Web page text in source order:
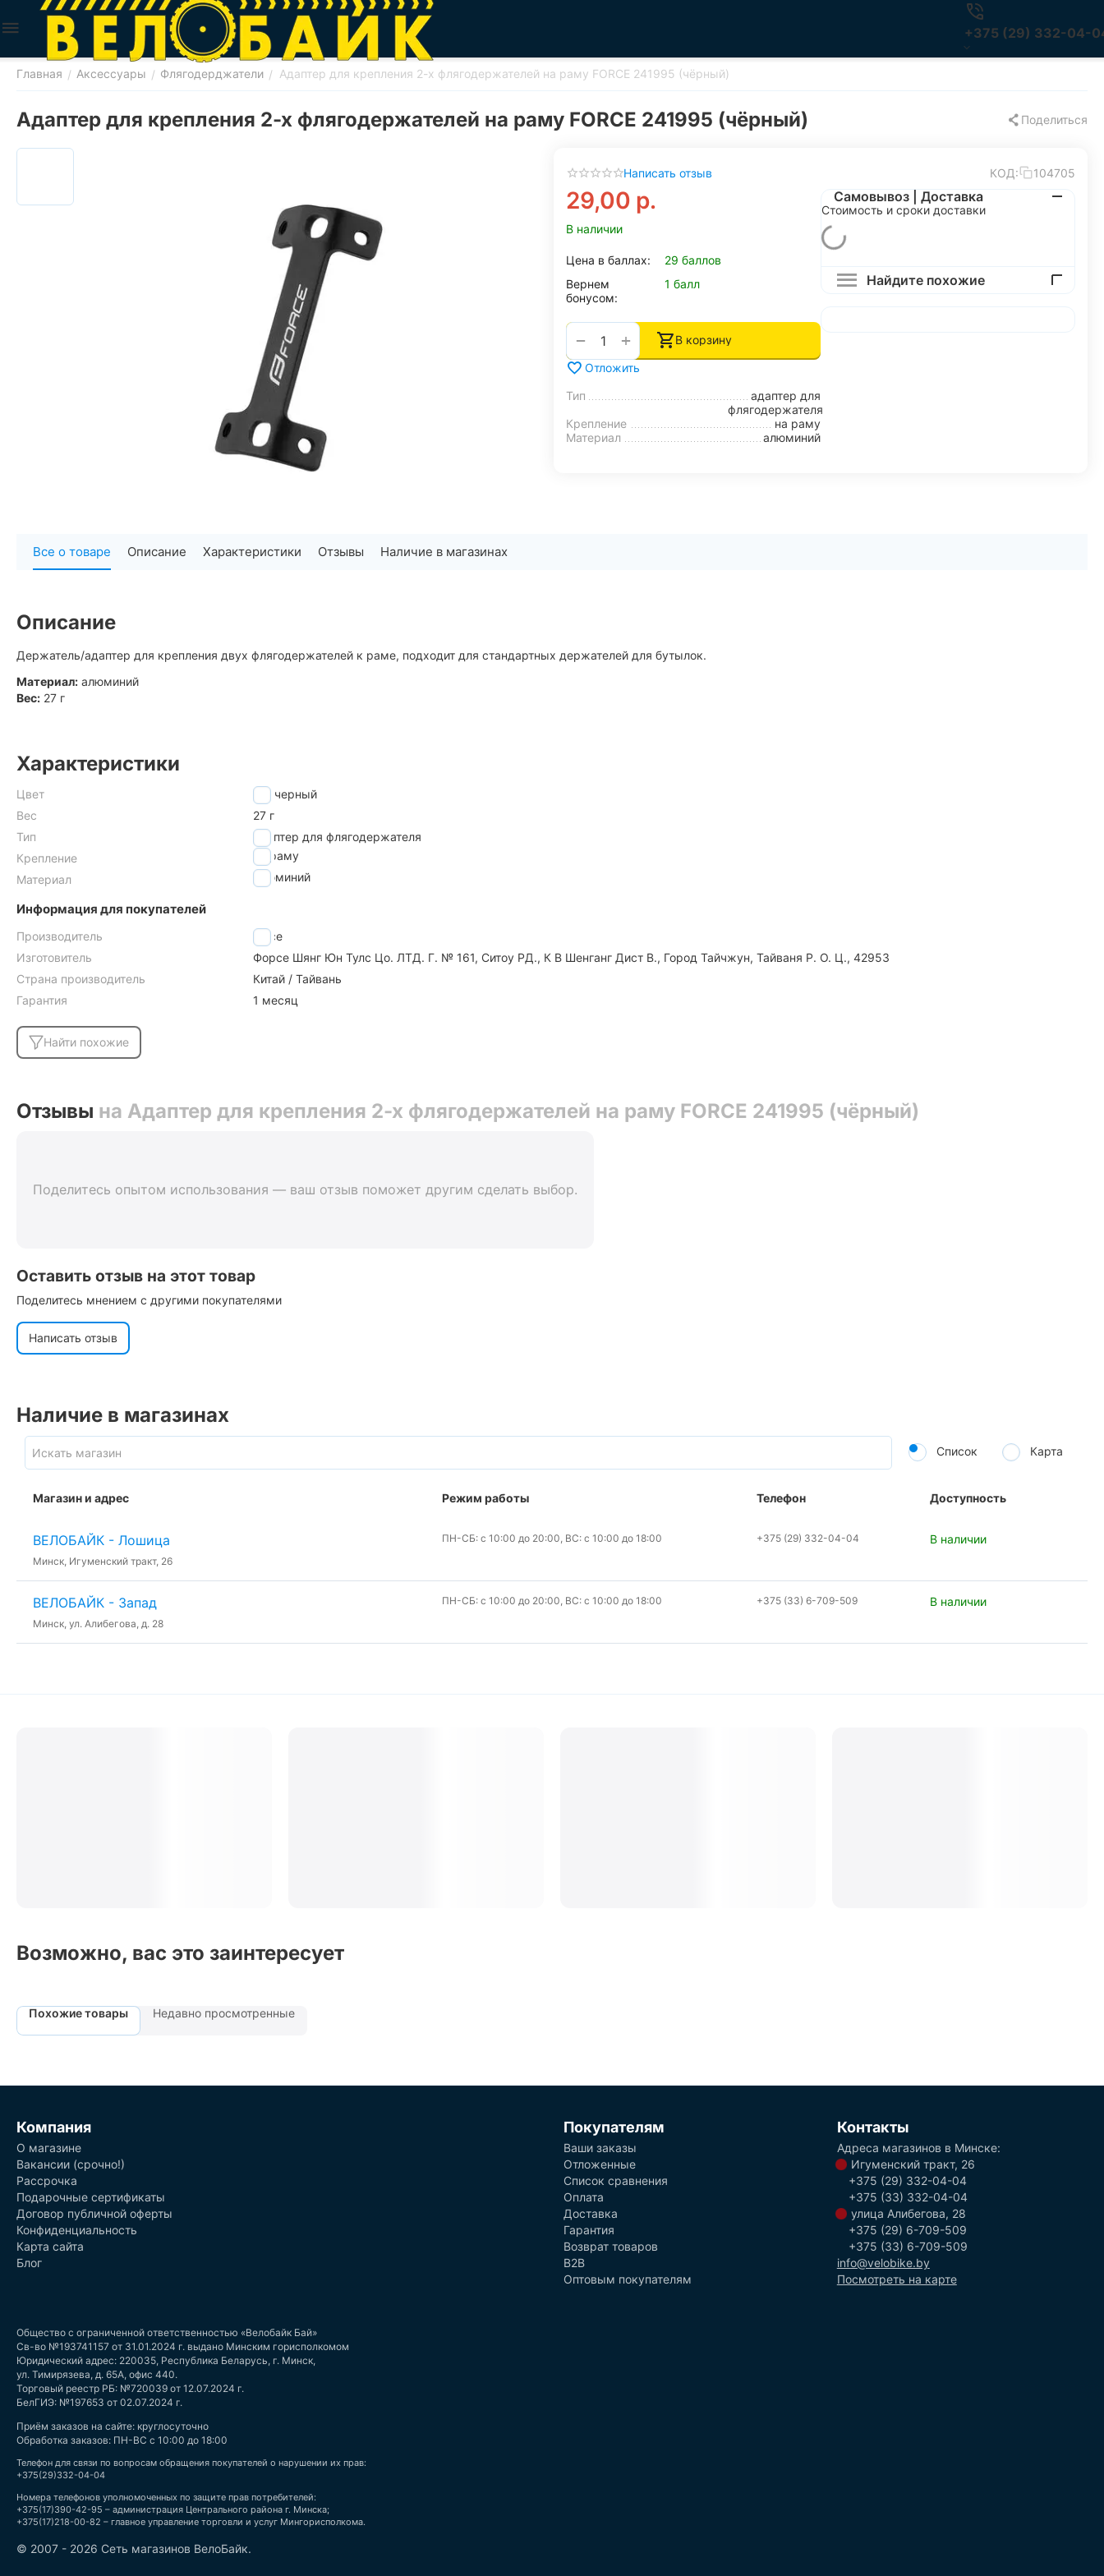
+375 (29) 332-04-
Главная / Аксессуары / Флягодерджатели / Адаптер для крепления 2-х флягодержателей на раму FORCE 241995 (чёрный)
Адаптер для крепления 2-х флягодержателей на раму FORCE 241995 (чёрный) Поделиться
Написать отзыв КОД: 104705
29,00 р.
В наличии
Цена в баллах:
29 баллов
Вернем
бонусом:
1 балл
+
−
В корзину
Отложить
Тип
адаптер для
флягодержателя
Крепление
на раму
Материал
алюминий
Самовывоз | Доставка
Стоимость и сроки доставки
Найдите похожие
Все о товаре Описание Характеристики Отзывы Наличие в магазинах
Описание
Держатель/адаптер для крепления двух флягодержателей к раме, подходит для стандартных держателей для бутылок.
Материал: алюминий
Вес: 27 г
Характеристики
Цвет
черный
Вес
27 г
Тип
адаптер для флягодержателя
Крепление
на раму
Материал
алюминий
Информация для покупателей
Производитель
Force
Изготовитель
Форсе Шянг Юн Тулс Цо. ЛТД. Г. № 161, Ситоу РД., К В Шенганг Дист В., Город Тайчжун, Тайваня Р. О. Ц., 42953
Страна производитель
Китай / Тайвань
Гарантия
1 месяц
Найти похожие
Отзывы на Адаптер для крепления 2-х флягодержателей на раму FORCE 241995 (чёрный)
Поделитесь опытом использования — ваш отзыв поможет другим сделать выбор.
Оставить отзыв на этот товар
Поделитесь мнением с другими покупателями
Написать отзыв
Наличие в магазинах
Список Карта
Магазин и адрес Режим работы Телефон Доступность
ВЕЛОБАЙК - Лошица
Минск, Игуменский тракт, 26
ПН-СБ: с 10:00 до 20:00, ВС: с 10:00 до 18:00 +375 (29) 332-04-04 В наличии
ВЕЛОБАЙК - Запад
Минск, ул. Алибегова, д. 28
ПН-СБ: с 10:00 до 20:00, ВС: с 10:00 до 18:00 +375 (33) 6-709-509 В наличии
Возможно, вас это заинтересует
Похожие товары Недавно просмотренные
Компания
О магазине
Вакансии (срочно!)
Рассрочка
Подарочные сертификаты
Договор публичной оферты
Конфиденциальность
Карта сайта
Блог
Покупателям
Ваши заказы
Отложенные
Список сравнения
Оплата
Доставка
Гарантия
Возврат товаров
B2B
Оптовым покупателям
Контакты
Адреса магазинов в Минске:
Игуменский тракт, 26
+375 (29) 332-04-04
+375 (33) 332-04-04
улица Алибегова, 28
+375 (29) 6-709-509
+375 (33) 6-709-509
info@velobike.by
Посмотреть на карте
Общество с ограниченной ответственностью «Велобайк Бай»
Св-во №193741157 от 31.01.2024 г. выдано Минским горисполкомом
Юридический адрес: 220035, Республика Беларусь, г. Минск,
ул. Тимирязева, д. 65А, офис 440.
Торговый реестр РБ: №720039 от 12.07.2024 г.
БелГИЭ: №197653 от 02.07.2024 г.
Приём заказов на сайте: круглосуточно
Обработка заказов: ПН-ВС с 10:00 до 18:00
Телефон для связи по вопросам обращения покупателей о нарушении их прав:
+375(29)332-04-04
Номера телефонов уполномоченных по защите прав потребителей:
+375(17)390-42-95 – администрация Центрального района г. Минска;
+375(17)218-00-82 – главное управление торговли и услуг Мингорисполкома.
© 2007 - 2026 Сеть магазинов ВелоБайк.